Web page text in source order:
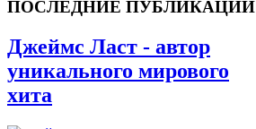
ПОСЛЕДНИЕ ПУБЛИКАЦИИ
Джеймс Ласт - автор
уникального мирового
хита